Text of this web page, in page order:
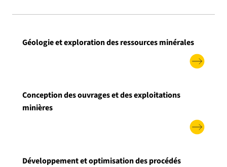
Géologie et exploration des ressources minérales
Conception des ouvrages et des exploitations
minières
Développement et optimisation des procédés